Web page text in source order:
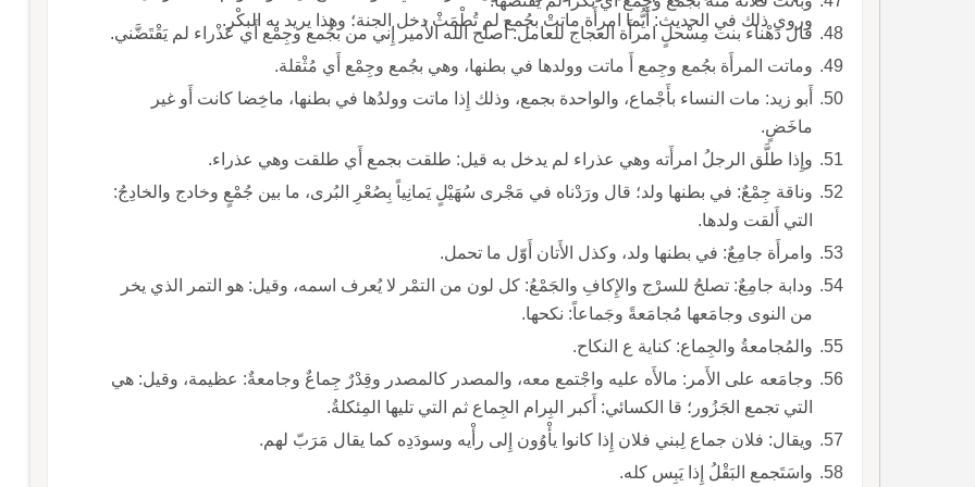
وروي ذلك في الحديث: أَيُّما امرأَة ماتتْ بجُمع لم تُطْمَثْ دخل الجنة؛ وهذا يريد به البكْر.
قال دَهْناء بنت مِسْحلٍ امرأَة العجاج للعامل: أَصلح الله الأَمير إِني من بجُمع وجِمْع أَي عَذْراء لم يَقْتَضَّني.
وماتت المرأَة بجُمع وجِمع أَ ماتت وولدها في بطنها، وهي بجُمع وجِمْع أَي مُثْقلة.
أَبو زيد: مات النساء بأَجْماع، والواحدة بجمع، وذلك إِذا ماتت وولدُها في بطنها، ماخِضا كانت أَو غير
ماخَضٍ.
وإِذا طلَّق الرجلُ امرأَته وهي عذراء لم يدخل به قيل: طلقت بجمع أَي طلقت وهي عذراء.
وناقة جِمْعٌ: في بطنها ولد؛ قال ورَدْناه في مَجْرى سُهَيْلٍ يَمانِياً بِصُعْرِ البُرى، ما بين جُمْعٍ وخادج والخادِجُ:
التي أَلقت ولدها.
وامرأَة جامِعٌ: في بطنها ولد، وكذل الأَتان أَوّل ما تحمل.
ودابة جامِعٌ: تصلحُ للسرْج والإِكافِ والجَمْعُ: كل لون من التمْر لا يُعرف اسمه، وقيل: هو التمر الذي يخر
من النوى وجامَعها مُجامَعةً وجَماعاً: نكحها.
والمُجامعةُ والجِماع: كناية ع النكاح.
وجامَعه على الأَمر: مالأَه عليه واجْتمع معه، والمصدر كالمصدر وقِدْرٌ جِماعٌ وجامعةٌ: عظيمة، وقيل: هي
التي تجمع الجَزُور؛ قا الكسائي: أَكبر البِرام الجِماع ثم التي تليها المِئكلةُ.
ويقال: فلان جماع لِبني فلان إِذا كانوا يأْوُون إِلى رأْيه وسودَدِه كما يقال مَرَبّ لهم.
واسَتَجمع البَقْلُ إِذا يَبِس كله.